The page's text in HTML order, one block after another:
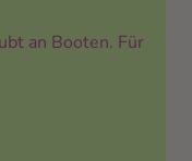
an Booten. Für